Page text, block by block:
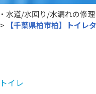
水道/水回り/水漏れの修理
>
【千葉県柏市柏】トイレ
トイレ